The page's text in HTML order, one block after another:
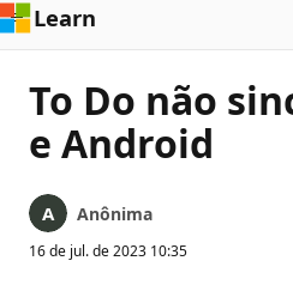
Learn
To Do não
e Android
Anônima
16 de jul. de 2023 10:35